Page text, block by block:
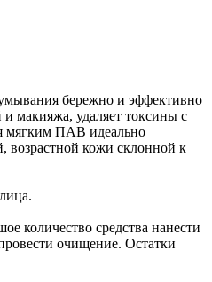
бережно и эффективно
макияжа, удаляет токсины с
мягким ПАВ идеально
возрастной кожи склонной к
количество средства нанести
очищение. Остатки